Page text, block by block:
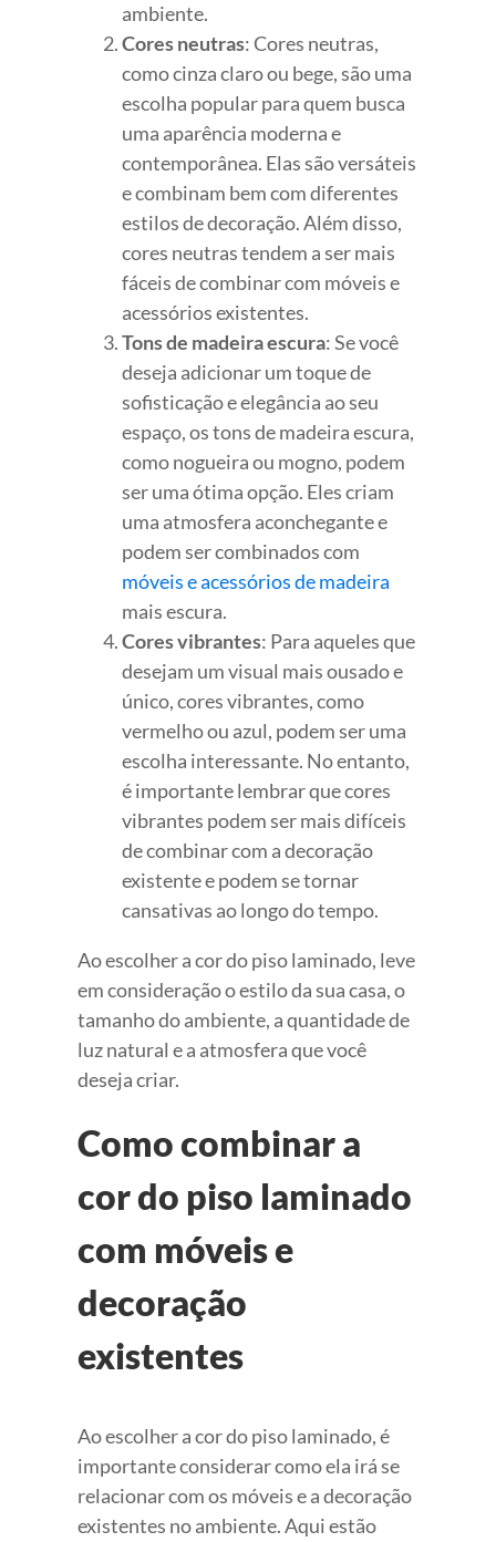
ambiente.
Cores neutras: Cores neutras,
como cinza claro ou bege, são uma
escolha popular para quem busca
uma aparência moderna e
contemporânea. Elas são versáteis
e combinam bem com diferentes
estilos de decoração. Além disso,
cores neutras tendem a ser mais
fáceis de combinar com móveis e
acessórios existentes.
Tons de madeira escura: Se você
deseja adicionar um toque de
sofisticação e elegância ao seu
espaço, os tons de madeira escura,
como nogueira ou mogno, podem
ser uma ótima opção. Eles criam
uma atmosfera aconchegante e
podem ser combinados com
móveis e acessórios de madeira
mais escura.
Cores vibrantes: Para aqueles que
desejam um visual mais ousado e
único, cores vibrantes, como
vermelho ou azul, podem ser uma
escolha interessante. No entanto,
é importante lembrar que cores
vibrantes podem ser mais difíceis
de combinar com a decoração
existente e podem se tornar
cansativas ao longo do tempo.
Ao escolher a cor do piso laminado, leve
em consideração o estilo da sua casa, o
tamanho do ambiente, a quantidade de
luz natural e a atmosfera que você
deseja criar.
Como combinar a
cor do piso laminado
com móveis e
decoração
existentes
Ao escolher a cor do piso laminado, é
importante considerar como ela irá se
relacionar com os móveis e a decoração
existentes no ambiente. Aqui estão